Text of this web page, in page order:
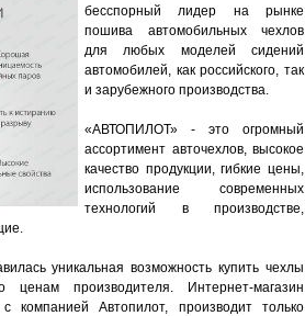
бесспорный лидер на рынке
пошива автомобильных чехлов
для любых моделей сидений
автомобилей, как российского, так
и зарубежного производства.
«АВТОПИЛОТ» - это огромный
ассортимент авточехлов, высокое
качество продукции, гибкие цены,
использование современных
технологий в производстве,
уникальная возможность купить чехлы
производителя. Интернет-магазин
компанией Автопилот, производит только